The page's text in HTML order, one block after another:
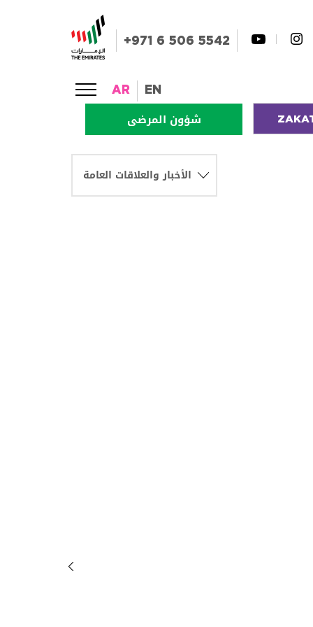
+971 6 506 5542
AR EN
شؤون المرضى